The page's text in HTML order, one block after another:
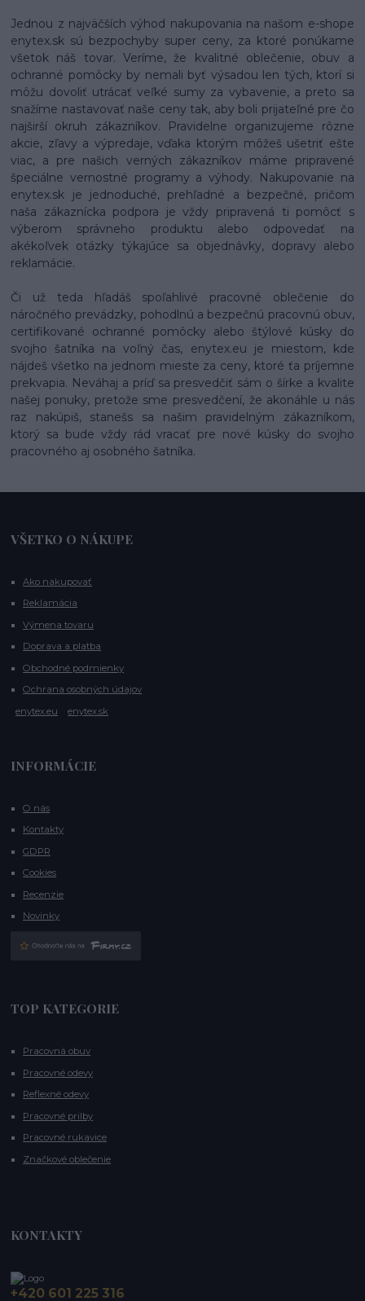
Jednou z najväčších výhod nakupovania na našom e-shope
enytex.sk sú bezpochyby super ceny, za ktoré ponúkame
všetok náš tovar. Veríme, že kvalitné oblečenie, obuv a
ochranné pomôcky by nemali byť výsadou len tých, ktorí si
môžu dovoliť utrácať veľké sumy za vybavenie, a preto sa
snažíme nastavovať naše ceny tak, aby boli prijateľné pre čo
najširší okruh zákazníkov. Pravidelne organizujeme rôzne
akcie, zľavy a výpredaje, vďaka ktorým môžeš ušetriť ešte
viac, a pre našich verných zákazníkov máme pripravené
špeciálne vernostné programy a výhody. Nakupovanie na
enytex.sk je jednoduché, prehľadné a bezpečné, pričom
naša zákaznícka podpora je vždy pripravená ti pomôcť s
výberom správneho produktu alebo odpovedať na
akékoľvek otázky týkajúce sa objednávky, dopravy alebo
reklamácie.
Či už teda hľadáš spoľahlivé pracovné oblečenie do
náročného prevádzky, pohodlnú a bezpečnú pracovnú obuv,
certifikované ochranné pomôcky alebo štýlové kúsky do
svojho šatníka na voľný čas, enytex.eu je miestom, kde
nájdeš všetko na jednom mieste za ceny, ktoré ťa príjemne
prekvapia. Neváhaj a príď sa presvedčiť sám o šírke a kvalite
našej ponuky, pretože sme presvedčení, že akonáhle u nás
raz nakúpiš, stanešs sa našim pravidelným zákazníkom,
ktorý sa bude vždy rád vracať pre nové kúsky do svojho
pracovného aj osobného šatníka.
VŠETKO O NÁKUPE
Ako nakupovať
Reklamácia
Výmena tovaru
Doprava a platba
Obchodné podmienky
Ochrana osobných údajov
enytex.eu
enytex.sk
INFORMÁCIE
O nás
Kontakty
GDPR
Cookies
Recenzie
Novinky
TOP KATEGORIE
Pracovná obuv
Pracovné odevy
Reflexné odevy
Pracovné prilby
Pracovné rukavice
Značkové oblečenie
KONTAKTY
+420 601 225 316